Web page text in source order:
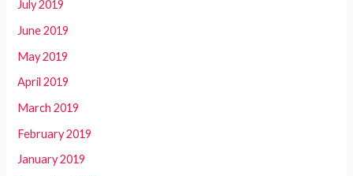
July 2019
June 2019
May 2019
April 2019
March 2019
February 2019
January 2019